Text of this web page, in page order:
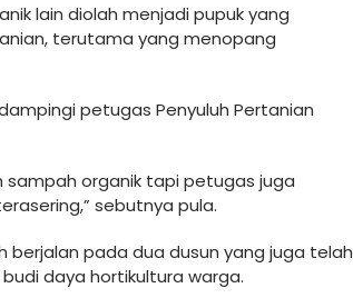
lain diolah menjadi pupuk yang
terutama yang menopang
petugas Penyuluh Pertanian
sampah organik tapi petugas juga
sebutnya pula.
berjalan pada dua dusun yang juga telah
daya hortikultura warga.